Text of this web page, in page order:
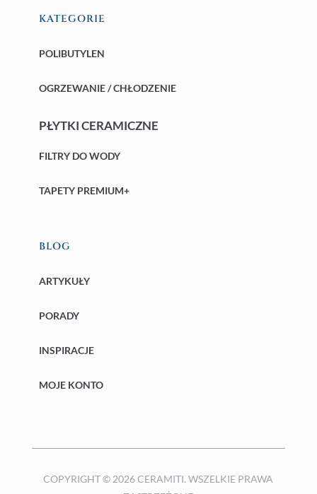
KATEGORIE
POLIBUTYLEN
OGRZEWANIE / CHŁODZENIE
PŁYTKI CERAMICZNE
FILTRY DO WODY
TAPETY PREMIUM+
BLOG
ARTYKUŁY
PORADY
INSPIRACJE
MOJE KONTO
COPYRIGHT © 2026 CERAMITI. WSZELKIE PRAWA